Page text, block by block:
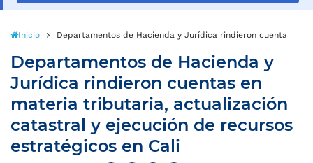
Inicio Departamentos de Hacienda y Jurídica rindieron cuentas en
Departamentos de Hacienda y
Jurídica rindieron cuentas en
materia tributaria, actualización
catastral y ejecución de recursos
estratégicos en Cali